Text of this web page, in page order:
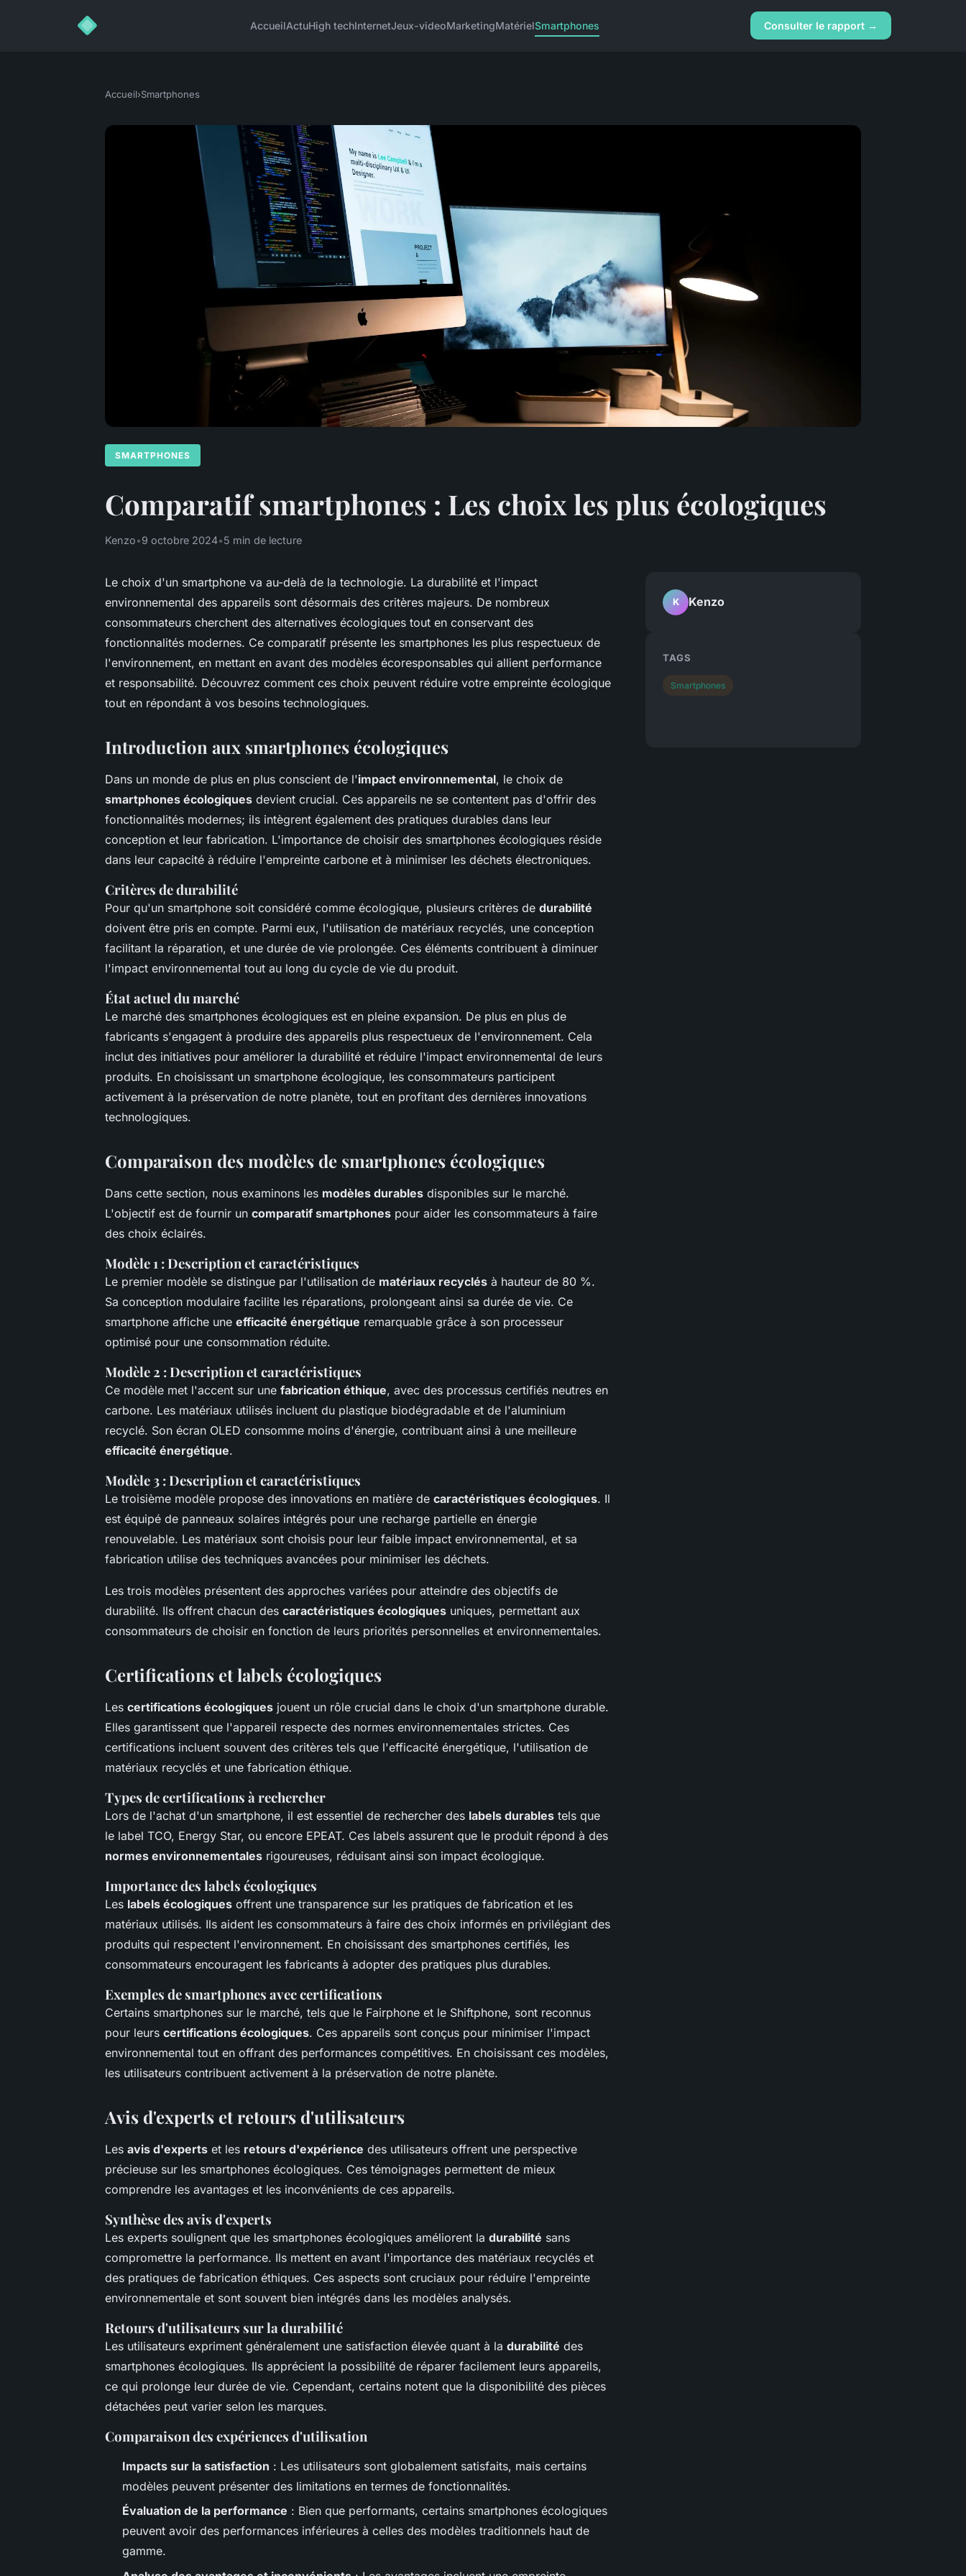
AccueilActuHigh techInternetJeux-videoMarketingMatérielSmartphones Consulter le rapport →
Accueil›Smartphones
SMARTPHONES
Comparatif smartphones : Les choix les plus écologiques
Kenzo•9 octobre 2024•5 min de lecture
Le choix d'un smartphone va au-delà de la technologie. La durabilité et l'impact
environnemental des appareils sont désormais des critères majeurs. De nombreux
consommateurs cherchent des alternatives écologiques tout en conservant des
fonctionnalités modernes. Ce comparatif présente les smartphones les plus respectueux de
l'environnement, en mettant en avant des modèles écoresponsables qui allient performance
et responsabilité. Découvrez comment ces choix peuvent réduire votre empreinte écologique
tout en répondant à vos besoins technologiques.
Introduction aux smartphones écologiques
Dans un monde de plus en plus conscient de l'impact environnemental, le choix de
smartphones écologiques devient crucial. Ces appareils ne se contentent pas d'offrir des
fonctionnalités modernes; ils intègrent également des pratiques durables dans leur
conception et leur fabrication. L'importance de choisir des smartphones écologiques réside
dans leur capacité à réduire l'empreinte carbone et à minimiser les déchets électroniques.
Critères de durabilité
Pour qu'un smartphone soit considéré comme écologique, plusieurs critères de durabilité
doivent être pris en compte. Parmi eux, l'utilisation de matériaux recyclés, une conception
facilitant la réparation, et une durée de vie prolongée. Ces éléments contribuent à diminuer
l'impact environnemental tout au long du cycle de vie du produit.
État actuel du marché
Le marché des smartphones écologiques est en pleine expansion. De plus en plus de
fabricants s'engagent à produire des appareils plus respectueux de l'environnement. Cela
inclut des initiatives pour améliorer la durabilité et réduire l'impact environnemental de leurs
produits. En choisissant un smartphone écologique, les consommateurs participent
activement à la préservation de notre planète, tout en profitant des dernières innovations
technologiques.
Comparaison des modèles de smartphones écologiques
Dans cette section, nous examinons les modèles durables disponibles sur le marché.
L'objectif est de fournir un comparatif smartphones pour aider les consommateurs à faire
des choix éclairés.
Modèle 1 : Description et caractéristiques
Le premier modèle se distingue par l'utilisation de matériaux recyclés à hauteur de 80 %.
Sa conception modulaire facilite les réparations, prolongeant ainsi sa durée de vie. Ce
smartphone affiche une efficacité énergétique remarquable grâce à son processeur
optimisé pour une consommation réduite.
Modèle 2 : Description et caractéristiques
Ce modèle met l'accent sur une fabrication éthique, avec des processus certifiés neutres en
carbone. Les matériaux utilisés incluent du plastique biodégradable et de l'aluminium
recyclé. Son écran OLED consomme moins d'énergie, contribuant ainsi à une meilleure
efficacité énergétique.
Modèle 3 : Description et caractéristiques
Le troisième modèle propose des innovations en matière de caractéristiques écologiques. Il
est équipé de panneaux solaires intégrés pour une recharge partielle en énergie
renouvelable. Les matériaux sont choisis pour leur faible impact environnemental, et sa
fabrication utilise des techniques avancées pour minimiser les déchets.
Les trois modèles présentent des approches variées pour atteindre des objectifs de
durabilité. Ils offrent chacun des caractéristiques écologiques uniques, permettant aux
consommateurs de choisir en fonction de leurs priorités personnelles et environnementales.
Certifications et labels écologiques
Les certifications écologiques jouent un rôle crucial dans le choix d'un smartphone durable.
Elles garantissent que l'appareil respecte des normes environnementales strictes. Ces
certifications incluent souvent des critères tels que l'efficacité énergétique, l'utilisation de
matériaux recyclés et une fabrication éthique.
Types de certifications à rechercher
Lors de l'achat d'un smartphone, il est essentiel de rechercher des labels durables tels que
le label TCO, Energy Star, ou encore EPEAT. Ces labels assurent que le produit répond à des
normes environnementales rigoureuses, réduisant ainsi son impact écologique.
Importance des labels écologiques
Les labels écologiques offrent une transparence sur les pratiques de fabrication et les
matériaux utilisés. Ils aident les consommateurs à faire des choix informés en privilégiant des
produits qui respectent l'environnement. En choisissant des smartphones certifiés, les
consommateurs encouragent les fabricants à adopter des pratiques plus durables.
Exemples de smartphones avec certifications
Certains smartphones sur le marché, tels que le Fairphone et le Shiftphone, sont reconnus
pour leurs certifications écologiques. Ces appareils sont conçus pour minimiser l'impact
environnemental tout en offrant des performances compétitives. En choisissant ces modèles,
les utilisateurs contribuent activement à la préservation de notre planète.
Avis d'experts et retours d'utilisateurs
Les avis d'experts et les retours d'expérience des utilisateurs offrent une perspective
précieuse sur les smartphones écologiques. Ces témoignages permettent de mieux
comprendre les avantages et les inconvénients de ces appareils.
Synthèse des avis d'experts
Les experts soulignent que les smartphones écologiques améliorent la durabilité sans
compromettre la performance. Ils mettent en avant l'importance des matériaux recyclés et
des pratiques de fabrication éthiques. Ces aspects sont cruciaux pour réduire l'empreinte
environnementale et sont souvent bien intégrés dans les modèles analysés.
Retours d'utilisateurs sur la durabilité
Les utilisateurs expriment généralement une satisfaction élevée quant à la durabilité des
smartphones écologiques. Ils apprécient la possibilité de réparer facilement leurs appareils,
ce qui prolonge leur durée de vie. Cependant, certains notent que la disponibilité des pièces
détachées peut varier selon les marques.
Comparaison des expériences d'utilisation
Impacts sur la satisfaction : Les utilisateurs sont globalement satisfaits, mais certains
modèles peuvent présenter des limitations en termes de fonctionnalités.
Évaluation de la performance : Bien que performants, certains smartphones écologiques
peuvent avoir des performances inférieures à celles des modèles traditionnels haut de
gamme.
K Kenzo
TAGS
Smartphones